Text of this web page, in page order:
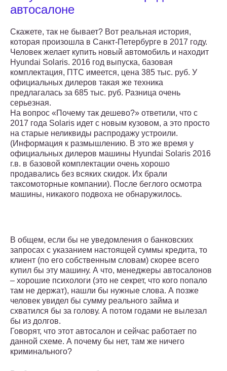
автосалоне
Скажете, так не бывает? Вот реальная история,
которая произошла в Санкт-Петербурге в 2017 году.
Человек желает купить новый автомобиль и находит
Hyundai Solaris. 2016 год выпуска, базовая
комплектация, ПТС имеется, цена 385 тыс. руб. У
официальных дилеров такая же техника
предлагалась за 685 тыс. руб. Разница очень
серьезная.
На вопрос «Почему так дешево?» ответили, что с
2017 года Solaris идет с новым кузовом, а это просто
на старые неликвиды распродажу устроили.
(Информация к размышлению. В это же время у
официальных дилеров машины Hyundai Solaris 2016
г.в. в базовой комплектации очень хорошо
продавались без всяких скидок. Их брали
таксомоторные компании). После беглого осмотра
машины, никакого подвоха не обнаружилось.
В общем, если бы не уведомления о банковских
запросах с указанием настоящей суммы кредита, то
клиент (по его собственным словам) скорее всего
купил бы эту машину. А что, менеджеры автосалонов
– хорошие психологи (это не секрет, что кого попало
там не держат), нашли бы нужные слова. А позже
человек увидел бы сумму реального займа и
схватился бы за голову. А потом годами не вылезал
бы из долгов.
Говорят, что этот автосалон и сейчас работает по
данной схеме. А почему бы нет, там же ничего
криминального?